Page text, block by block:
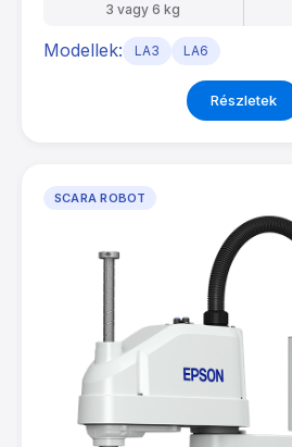
3 vagy 6 kg
Modellek: LA3 LA6
Részletek
SCARA ROBOT